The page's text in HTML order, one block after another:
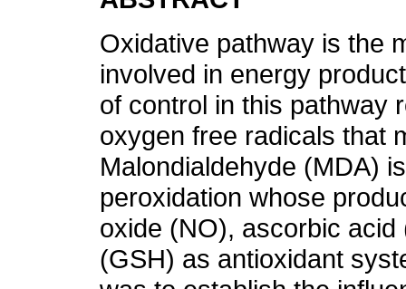
Oxidative pathway is the
involved in energy
of control in this pathway
oxygen free radicals that
Malondialdehyde (MDA)
peroxidation whose
oxide (NO), ascorbic
(GSH) as antioxidant